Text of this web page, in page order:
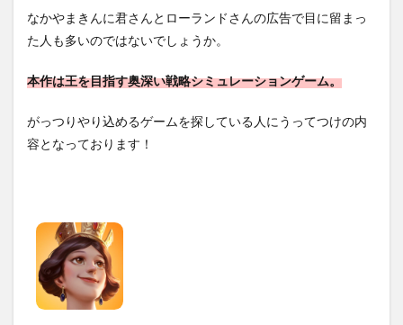
なかやまきんに君さんとローランドさんの広告で目に留まっ
た人も多いのではないでしょうか。
本作は王を目指す奥深い戦略シミュレーションゲーム。
がっつりやり込めるゲームを探している人にうってつけの内
容となっております！